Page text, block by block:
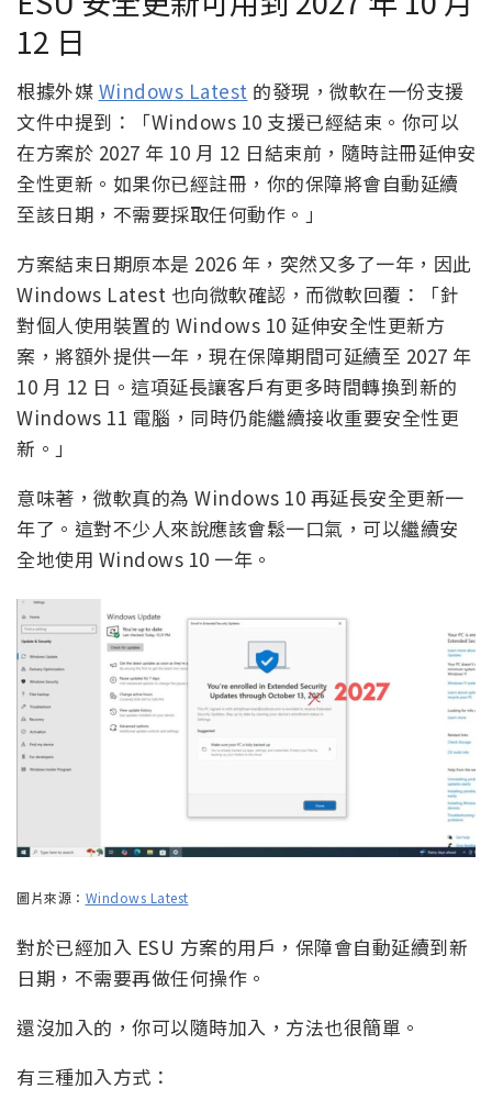
12 日
根據外媒 Windows Latest 的發現，微軟在一份支援
文件中提到：「Windows 10 支援已經結束。你可以
在方案於 2027 年 10 月 12 日結束前，隨時註冊延伸安
全性更新。如果你已經註冊，你的保障將會自動延續
至該日期，不需要採取任何動作。」
方案結束日期原本是 2026 年，突然又多了一年，因此
Windows Latest 也向微軟確認，而微軟回覆：「針
對個人使用裝置的 Windows 10 延伸安全性更新方
案，將額外提供一年，現在保障期間可延續至 2027 年
10 月 12 日。這項延長讓客戶有更多時間轉換到新的
Windows 11 電腦，同時仍能繼續接收重要安全性更
新。」
意味著，微軟真的為 Windows 10 再延長安全更新一
年了。這對不少人來說應該會鬆一口氣，可以繼續安
全地使用 Windows 10 一年。
圖片來源： Windows Latest
對於已經加入 ESU 方案的用戶，保障會自動延續到新
日期，不需要再做任何操作。
還沒加入的，你可以隨時加入，方法也很簡單。
有三種加入方式：